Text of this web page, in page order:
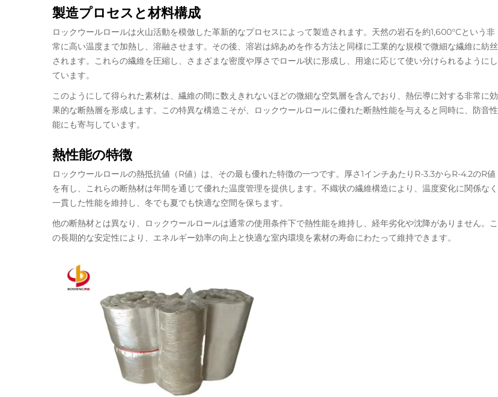
製造プロセスと材料構成
ロックウールロールは火山活動を模倣した革新的なプロセスによって製造されます。天然の岩石を約1,600°Cという非
常に高い温度まで加熱し、溶融させます。その後、溶岩は綿あめを作る方法と同様に工業的な規模で微細な繊維に紡丝
されます。これらの繊維を圧縮し、さまざまな密度や厚さでロール状に形成し、用途に応じて使い分けられるようにし
ています。
このようにして得られた素材は、繊維の間に数えきれないほどの微細な空気層を含んでおり、熱伝導に対する非常に効
果的な断熱層を形成します。この特異な構造こそが、ロックウールロールに優れた断熱性能を与えると同時に、防音性
能にも寄与しています。
熱性能の特徴
ロックウールロールの熱抵抗値（R値）は、その最も優れた特徴の一つです。厚さ1インチあたりR-3.3からR-4.2のR値
を有し、これらの断熱材は年間を通じて優れた温度管理を提供します。不織状の繊維構造により、温度変化に関係なく
一貫した性能を維持し、冬でも夏でも快適な空間を保ちます。
他の断熱材とは異なり、ロックウールロールは通常の使用条件下で熱性能を維持し、経年劣化や沈降がありません。こ
の長期的な安定性により、エネルギー効率の向上と快適な室内環境を素材の寿命にわたって維持できます。